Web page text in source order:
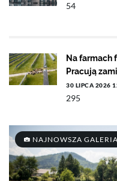
54
Na farmach
Pracują
30 LIPCA 2026
295
NAJNOWSZA GALERIA